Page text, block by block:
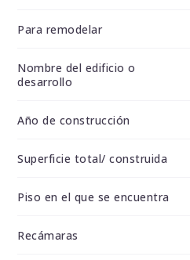
Para remodelar
Nombre del edificio o
desarrollo
Año de construcción
Superficie total/ construida
Piso en el que se encuentra
Recámaras